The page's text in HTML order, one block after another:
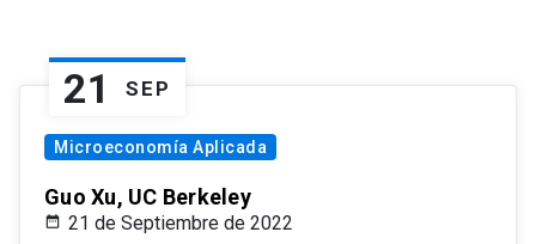
21 SEP
Microeconomía Aplicada
Guo Xu, UC Berkeley
21 de Septiembre de 2022